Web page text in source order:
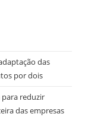
das
por dois
reduzir
das empresas